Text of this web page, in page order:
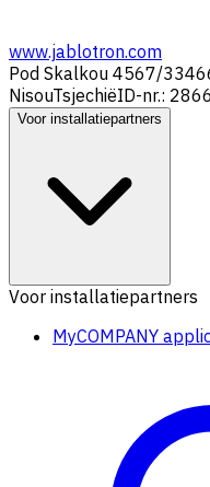
www.jablotron.com
Pod Skalkou 4567/33
NisouTsjechiëID-nr.:
Voor installatiepartners
Voor installatiepartners
MyCOMPANY